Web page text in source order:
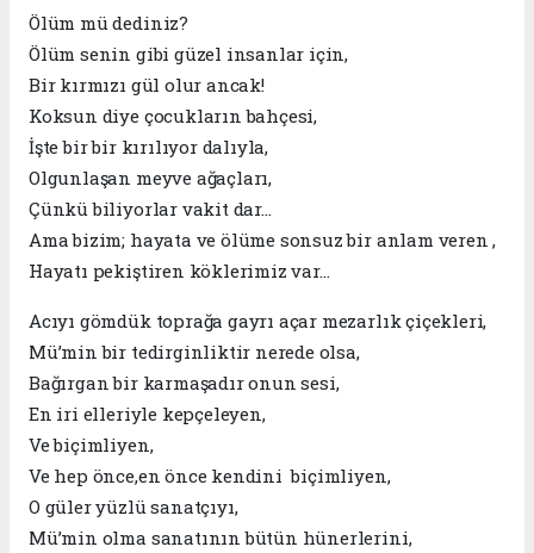
Ölüm mü dediniz?
Ölüm senin gibi güzel insanlar için,
Bir kırmızı gül olur ancak!
Koksun diye çocukların bahçesi,
İşte bir bir kırılıyor dalıyla,
Olgunlaşan meyve ağaçları,
Çünkü biliyorlar vakit dar...
Ama bizim; hayata ve ölüme sonsuz bir anlam veren ,
Hayatı pekiştiren köklerimiz var…
Acıyı gömdük toprağa gayrı açar mezarlık çiçekleri,
Mü’min bir tedirginliktir nerede olsa,
Bağırgan bir karmaşadır onun sesi,
En iri elleriyle kepçeleyen,
Ve biçimliyen,
Ve hep önce,en önce kendini biçimliyen,
O güler yüzlü sanatçıyı,
Mü’min olma sanatının bütün hünerlerini,